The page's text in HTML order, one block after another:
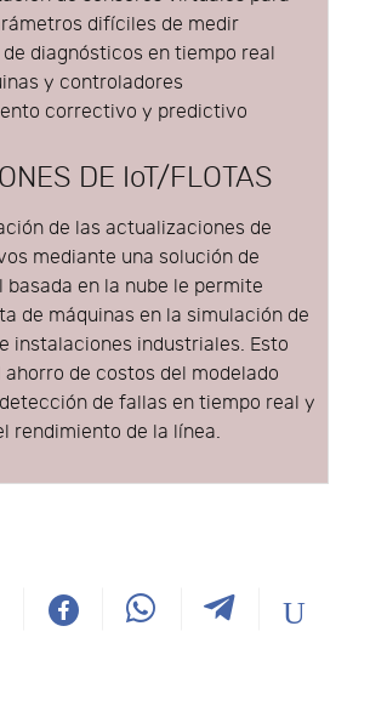
difíciles de medir
diagnósticos en tiempo real
y controladores
correctivo y predictivo
DE IoT/FLOTAS
de las actualizaciones de
mediante una solución de
basada en la nube le permite
de máquinas en la simulación de
instalaciones industriales. Esto
ahorro de costos del modelado
de fallas en tiempo real y
rendimiento de la línea.